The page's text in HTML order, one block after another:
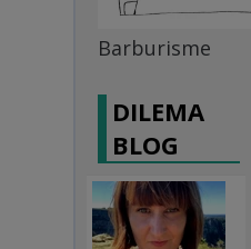
Barburisme
DILEMA
BLOG